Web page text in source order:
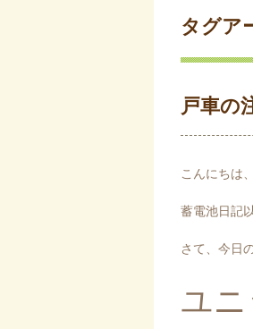
タグア
戸車の
こんにちは
蓄電池日記
さて、今日
ユ